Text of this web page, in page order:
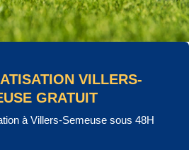
VILLERS-
GRATUIT
à Villers-Semeuse sous 48H